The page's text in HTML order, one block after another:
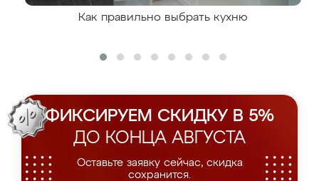
Как правильно выбрать кухню
ФИКСИРУЕМ СКИДКУ В 5%
ДО КОНЦА АВГУСТА
Оставьте заявку сейчас, скидка
сохранится.